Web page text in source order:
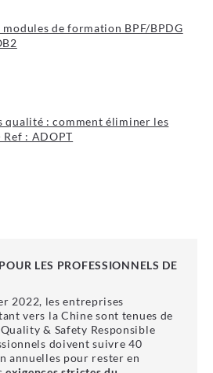
de formation BPF/BPDG
qualité : comment éliminer les
: ADOPT
LES PROFESSIONNELS DE
2022, les entreprises
vers la Chine sont tenues de
& Safety Responsible
doivent suivre 40
annuelles pour rester en